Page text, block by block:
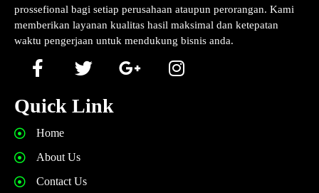
prossefional bagi setiap perusahaan ataupun perorangan. Kami
memberikan layanan kualitas hasil maksimal dan ketepatan
waktu pengerjaan untuk mendukung bisnis anda.
Quick Link
Home
About Us
Contact Us